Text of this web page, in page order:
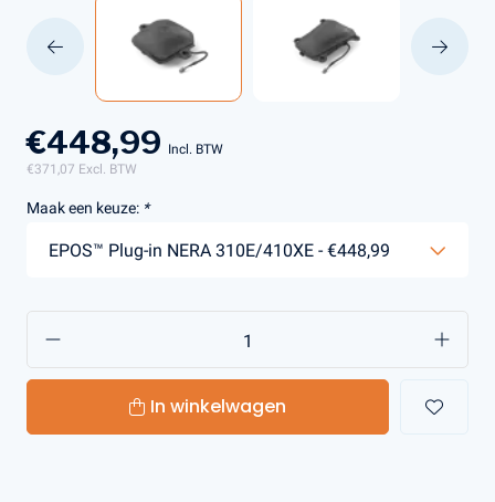
€448,99 Incl. BTW
€371,07 Excl. BTW
Maak een keuze: *
In winkelwagen